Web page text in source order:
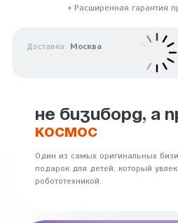
+ Расширенная гарантия
Доставка: Москва
НЕ БИЗИБОРД, А
КОСМОС
Один из самых оригинальных
подарок для детей, который
робототехникой.